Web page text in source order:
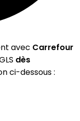
avec Carrefour
dès
ci-dessous :